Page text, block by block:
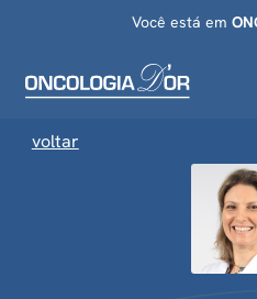
Você está em
voltar